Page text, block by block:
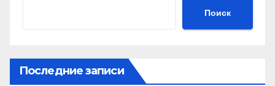
ki
ть
Поиск
Последние записи